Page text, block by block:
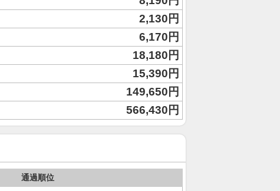
2,130円
6,170円
18,180円
15,390円
149,650円
566,430円
通過順位